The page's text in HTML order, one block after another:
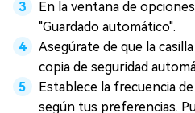
En la ventana de
"Guardado automático".
Asegúrate de que la
copia de seguridad
Establece la frecuencia
según tus preferencias.